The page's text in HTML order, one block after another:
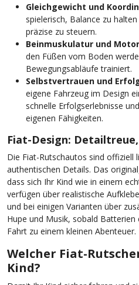
Gleichgewicht und
spielerisch, Balance zu
präzise zu steuern.
Beinmuskulatur und
den Füßen vom Boden
Bewegungsabläufe trainiert.
Selbstvertrauen und
eigene Fahrzeug im Design
schnelle Erfolgserlebnisse
eigenen Fähigkeiten.
Fiat-Design:
Die Fiat-Rutschautos sind offiziell
authentischen Details. Das
dass sich Ihr Kind wie in einem
verfügen über realistische
und bei einigen Varianten über
Hupe und Musik, sobald
Fahrt zu einem kleinen Abenteuer.
Welcher Fiat-
Kind?